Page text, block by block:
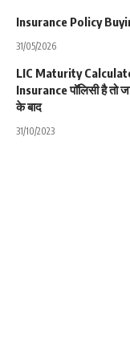
Insurance Policy
31/05/2026
LIC Maturity
Insurance पॉलिसी है तो
के बाद
31/10/2023